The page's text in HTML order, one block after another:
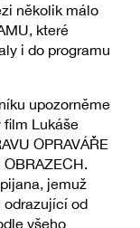
několik málo
které
i do programu
upozorněme
film Lukáše
OPRAVÁŘE
OBRAZECH.
jemuž
odrazující od
všeho